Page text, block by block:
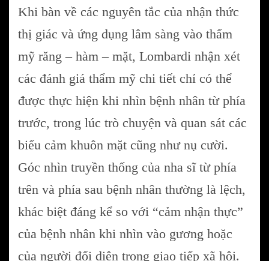
Khi bàn về các nguyên tắc của nhận thức
thị giác và ứng dụng lâm sàng vào thẩm
mỹ răng – hàm – mặt, Lombardi nhận xét
các đánh giá thẩm mỹ chi tiết chỉ có thể
được thực hiện khi nhìn bệnh nhân từ phía
trước, trong lúc trò chuyện và quan sát các
biểu cảm khuôn mặt cũng như nụ cười.
Góc nhìn truyền thống của nha sĩ từ phía
trên và phía sau bệnh nhân thường là lệch,
khác biệt đáng kể so với “cảm nhận thực”
của bệnh nhân khi nhìn vào gương hoặc
của người đối diện trong giao tiếp xã hội.